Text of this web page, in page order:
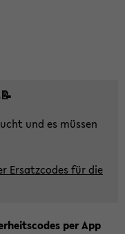
und es müs­sen
Er­satz­codes für die
per App